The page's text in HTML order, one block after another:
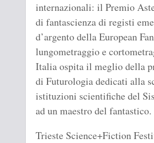
internazionali: il Premio
di fantascienza di registi
d’argento della European
lungometraggio e
Italia ospita il meglio della
di Futurologia dedicati alla
istituzioni scientifiche del
ad un maestro del fantastico.
Trieste Science+Fiction